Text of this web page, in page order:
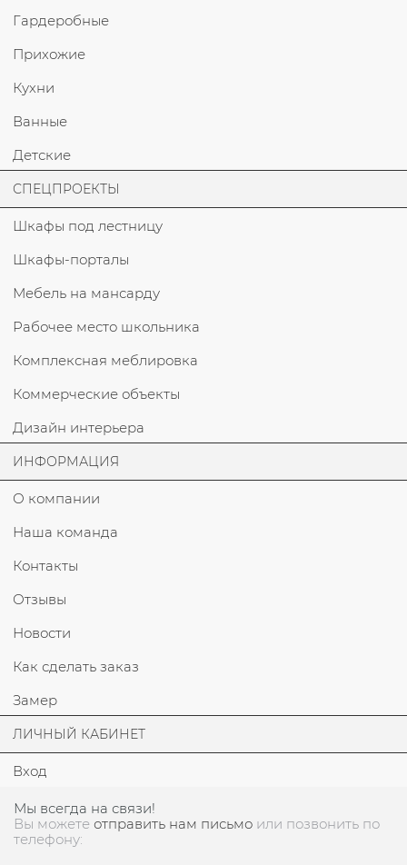
Гардеробные
Прихожие
Кухни
Ванные
Детские
СПЕЦПРОЕКТЫ
Шкафы под лестницу
Шкафы-порталы
Мебель на мансарду
Рабочее место школьника
Комплексная меблировка
Коммерческие объекты
Дизайн интерьера
ИНФОРМАЦИЯ
О компании
Наша команда
Контакты
Отзывы
Новости
Как сделать заказ
Замер
ЛИЧНЫЙ КАБИНЕТ
Вход
Мы всегда на связи!
Вы можете отправить нам письмо или позвонить по
телефону: